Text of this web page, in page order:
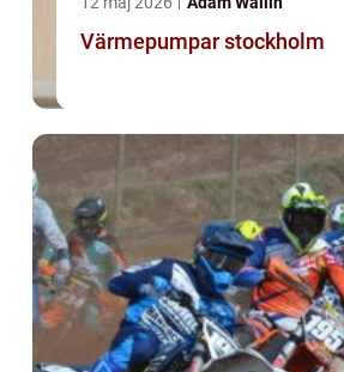
Värmepumpar stockholm